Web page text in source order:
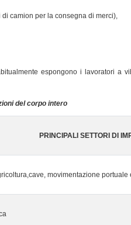
camion per la consegna di merci),
espongono i lavoratori a
del corpo intero
PRINCIPALI SETTORI DI
movimentazione portuale